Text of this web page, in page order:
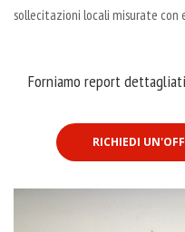
sollecitazioni locali misurate con
Forniamo report
RICHIEDI